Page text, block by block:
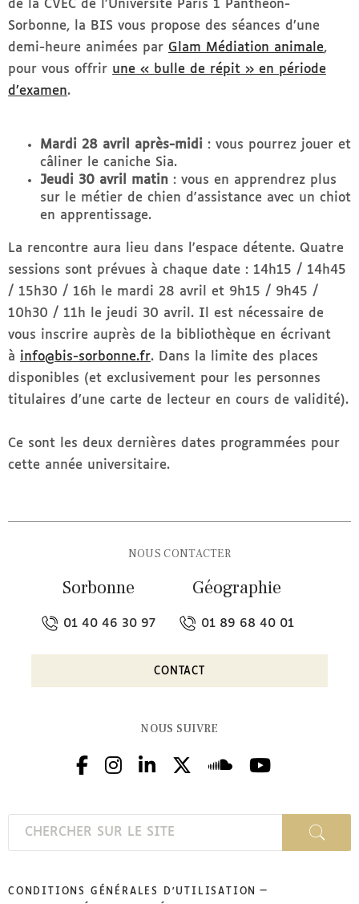
de la CVEC de l’Université Paris 1 Panthéon-
Sorbonne, la BIS vous propose des séances d’une
demi-heure animées par Glam Médiation animale,
pour vous offrir une « bulle de répit » en période
d’examen.
Mardi 28 avril après-midi : vous pourrez jouer et
câliner le caniche Sia.
Jeudi 30 avril matin : vous en apprendrez plus
sur le métier de chien d'assistance avec un chiot
en apprentissage.
La rencontre aura lieu dans l'espace détente. Quatre
sessions sont prévues à chaque date : 14h15 / 14h45
/ 15h30 / 16h le mardi 28 avril et 9h15 / 9h45 /
10h30 / 11h le jeudi 30 avril. Il est nécessaire de
vous inscrire auprès de la bibliothèque en écrivant
à info@bis-sorbonne.fr. Dans la limite des places
disponibles (et exclusivement pour les personnes
titulaires d’une carte de lecteur en cours de validité).
Ce sont les deux dernières dates programmées pour
cette année universitaire.
NOUS CONTACTER
Sorbonne
01 40 46 30 97
Géographie
01 89 68 40 01
CONTACT
NOUS SUIVRE
CONDITIONS GÉNÉRALES D'UTILISATION